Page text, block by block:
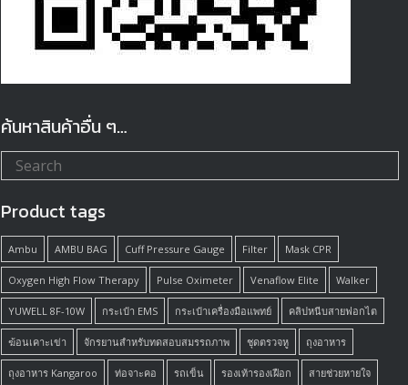
ค้นหาสินค้าอื่น ๆ…
Product tags
Ambu AMBU BAG Cuff Pressure Gauge Filter Mask CPR
Oxygen High Flow Therapy Pulse Oximeter Venaflow Elite Walker
YUWELL 8F-10W กระเป๋า EMS กระเป๋าเครื่องมือแพทย์ คลิปหนีบสายฟอกไต
ฆ้อนเคาะเข่า จักรยานสำหรับทดสอบสมรรถภาพ ชุดตรวจหู ถุงอาหาร
ถุงอาหาร Kangaroo ท่อจาะคอ รถเข็น รองเท้ารองเฝือก สายช่วยหายใจ